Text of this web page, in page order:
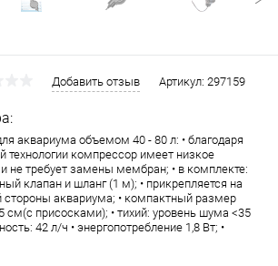
Добавить отзыв Артикул: 297159
аквариума объемом 40 - 80 л: • благодаря
технологии компрессор имеет низкое
не требует замены мембран; • в комплекте:
клапан и шланг (1 м); • прикрепляется на
стороны аквариума; • компактный размер
см(с присосками); • тихий: уровень шума <35
42 л/ч • энергопотребление 1,8 Вт; •